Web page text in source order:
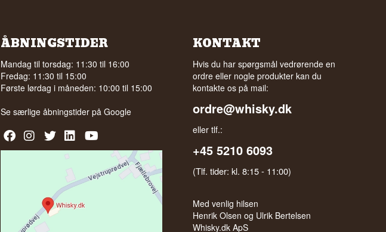
ÅBNINGSTIDER
Mandag til torsdag: 11:30 til 16:00
Fredag: 11:30 til 15:00
Første lørdag i måneden: 10:00 til 15:00
Se særlige åbningstider på Google
KONTAKT
Hvis du har spørgsmål vedrørende en
ordre eller nogle produkter kan du
kontakte os på mail:
ordre@whisky.dk
eller tlf.:
+45 5210 6093
(Tlf. tider: kl. 8:15 - 11:00)
Med venlig hilsen
Henrik Olsen og Ulrik Bertelsen
Whisky.dk ApS